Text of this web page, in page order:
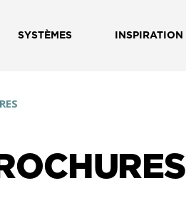
SYSTÈMES INSPIRATION